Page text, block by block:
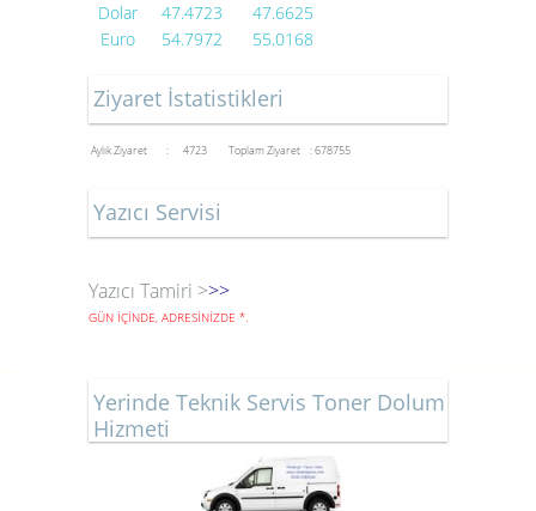
Dolar
47.4723
47.6625
Euro
54.7972 55.0168
Ziyaret İstatistikleri
Aylık Ziyaret : 4723 Toplam Ziyaret : 678755
Yazıcı Servisi
Yazıcı Tamiri >>>
GÜN İÇİNDE, ADRESİNİZDE *.
Yerinde Teknik Servis Toner Dolum
Hizmeti